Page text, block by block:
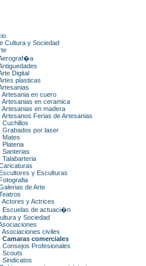
Cultura y Sociedad
Digital
plasticas
Artesania en cuero
Artesanias en ceramica
Artesanias en madera
Artesanos Ferias de Artesanias
Cuchillos
Grabados por laser
Mates
Plateria
Santerias
Talabarteria
Escultores y Esculturas
Fotografia
de Arte
Actores y Actrices
Escuelas de actuaci�n
y Sociedad
Asociaciones civiles
Camaras comerciales
Consejos Profesionales
Scouts
Sindicatos